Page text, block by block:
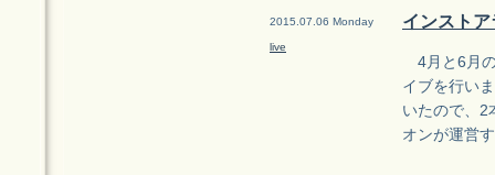
2015.07.06 Monday
live
インスト
4月と6月
イブを行い
いたので、2
オンが運営